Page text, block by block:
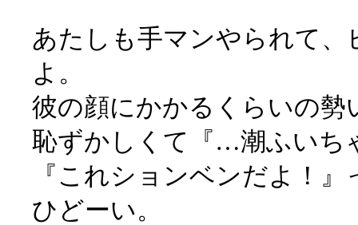
あたしも手マンやられて
よ。
彼の顔にかかるくらいの勢
恥ずかしくて『…潮ふいち
『これションベンだよ！
ひどーい。